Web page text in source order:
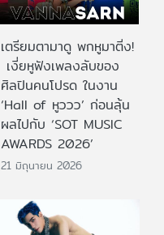
เตรียมตามาดู พกหูมาติ่ง!
เงี่ยหูฟังเพลงลับของ
ศิลปินคนโปรด ในงาน
‘Hall of หูววว’ ก่อนลุ้น
ผลไปกับ ‘SOT MUSIC
AWARDS 2026’
21 มิถุนายน 2026